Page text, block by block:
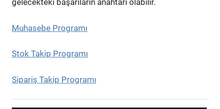
gelecekteki başarıların anahtarı olabilir.
Muhasebe Programı
Stok Takip Programı
Sipariş Takip Programı